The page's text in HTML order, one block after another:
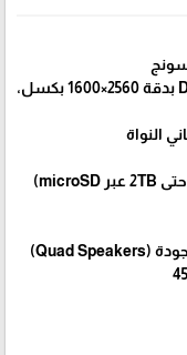
•🖥️ الشاشة: 11 بوصة Dynamic AMOLED 2X بدقة 2560×1600 بكسل،